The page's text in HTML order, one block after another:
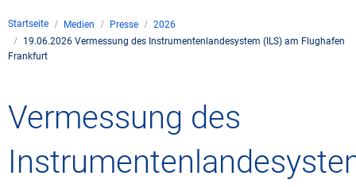
Standorte
Zivil-militärische
Safety
Umwelt
Windenergie
FAQ zum
Kommerzielle
Medien
Presse
Karriere
Startseite Medien Presse
2026
19.06.2026 Vermessung des Instrumentenlandesystem (ILS) am Flughafen
Frankfurt
Vermessung des